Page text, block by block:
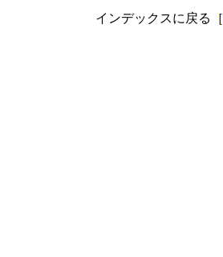
インデックスに戻る［